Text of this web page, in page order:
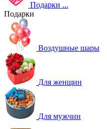
Подарки ...
Подарки
Воздушные шары
Для женщин
Для мужчин